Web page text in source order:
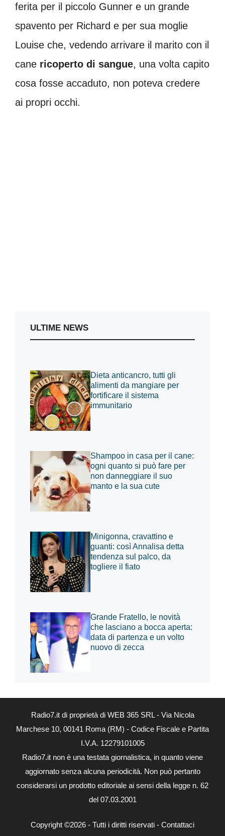
ferita per il piccolo Gunner e un grande
spavento per Richard e per sua moglie
Louise che, vedendo arrivare il marito con il
cane ricoperto di sangue, una volta capito
cosa fosse accaduto, non poteva credere
ai propri occhi.
ULTIME NEWS
Dieta anticancro, tutti gli
alimenti da mangiare per
fortificare il sistema
immunitario
Shampoo in casa per il cane:
ogni quanto si può fare per
non danneggiare il suo
manto e la sua cute
Minigonna, cravattino e
guanti: così Annalisa detta
tendenza sul palco, da
togliere il fiato
Grande Fratello, le novità
che lasciano a bocca aperta:
data di partenza e un volto
nuovo di zecca
Radio7.it di proprietà di WEB 365 SRL - Via Nicola
Marchese 10, 00141 Roma (RM) - Codice Fiscale e Partita
I.V.A. 12279101005
Radio7.it non è una testata giornalistica, in quanto viene
aggiornato senza alcuna periodicità. Non può pertanto
considerarsi un prodotto editoriale ai sensi della legge n. 62
del 07.03.2001
Copyright ©2026 - Tutti i diritti riservati - Contattaci